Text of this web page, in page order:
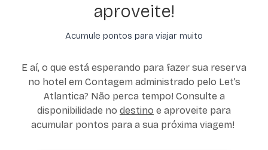
aproveite!
Acumule pontos para viajar muito
E aí, o que está esperando para fazer sua reserva
no hotel em Contagem administrado pelo Let’s
Atlantica? Não perca tempo! Consulte a
disponibilidade no destino e aproveite para
acumular pontos para a sua próxima viagem!